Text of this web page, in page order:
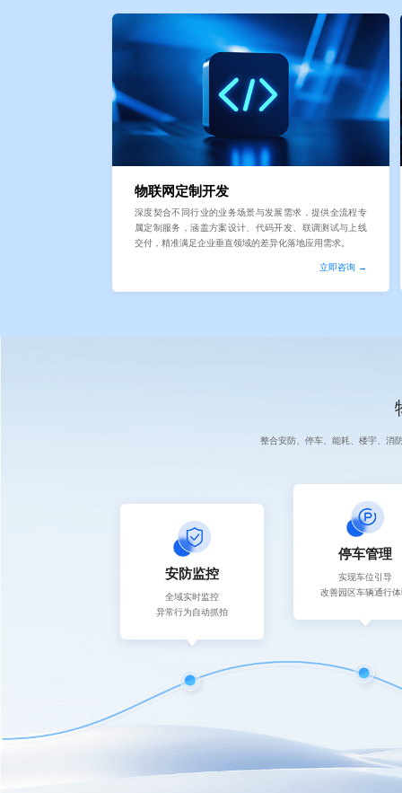
物联网定制开发
深度契合不同行业的业务场景与发展需求，提供全流程专
属定制服务，涵盖方案设计、代码开发、联调测试与上线
交付，精准满足企业垂直领域的差异化落地应用需求。
立即咨询 →
整合安防、停车、能耗、楼宇、消
安防监控
全域实时监控
异常行为自动抓拍
停车管理
实现车位引导
改善园区车辆通行